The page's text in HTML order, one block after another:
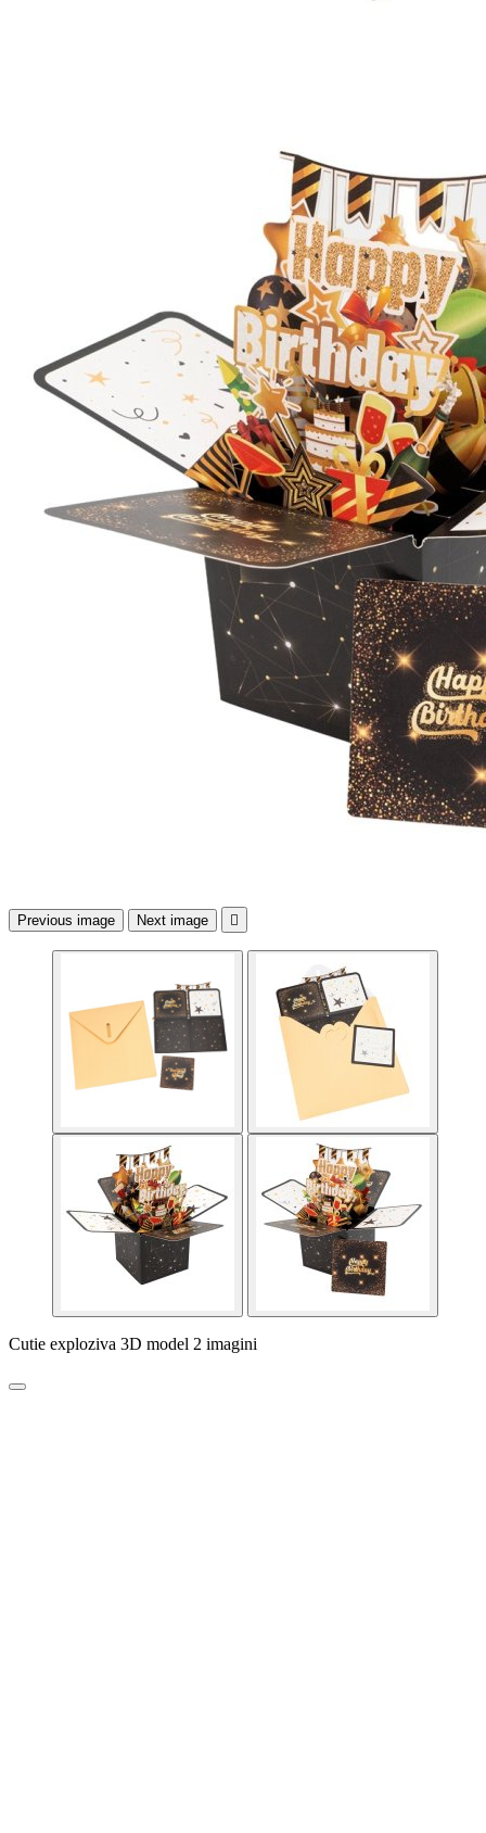
Previous image Next image 
Cutie exploziva 3D model 2 imagini